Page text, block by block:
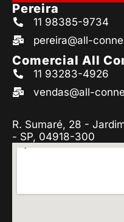
Pereira
11 98385-9734
pereira@all-
Comercial All
11 93283-4926
vendas@all-
R. Sumaré, 28 -
- SP, 04918-300